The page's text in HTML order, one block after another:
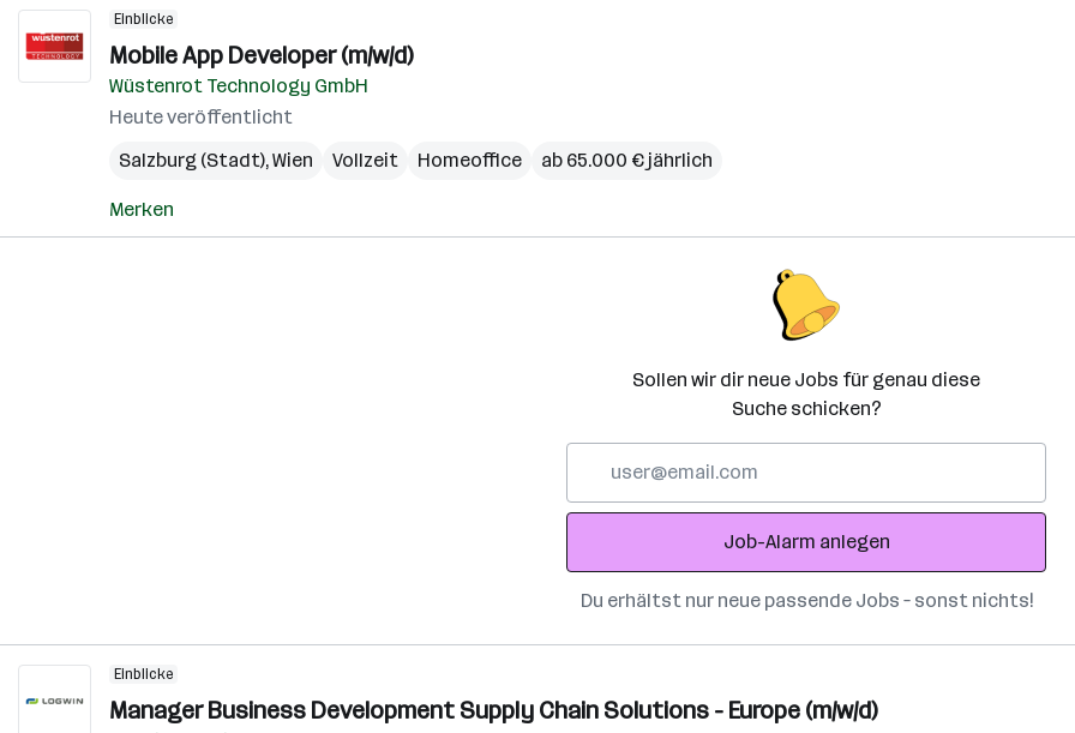
Einblicke
Mobile App Developer (m/w/d)
Wüstenrot Technology GmbH
Heute veröffentlicht
Salzburg (Stadt),Wien Vollzeit Homeoffice ab 65.000 € jährlich
Merken
Sollen wir dir neue Jobs für genau diese
Suche schicken?
Adresse
Job-Alarm anlegen
Du erhältst nur neue passende Jobs – sonst nichts!
Einblicke
Manager Business Development Supply Chain Solutions - Europe (m/w/d)